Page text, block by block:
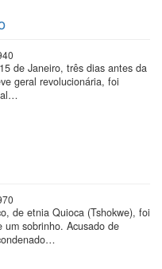
de Janeiro, três dias antes da
geral revolucionária, foi
de etnia Quioca (Tshokwe), foi
um sobrinho. Acusado de